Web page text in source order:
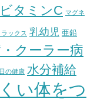
ビタミンC マグネ
ラックス 乳幼児 亜鉛
クーラー病
の健康 水分補給
い体をつ